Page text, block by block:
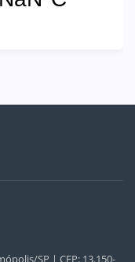
SP | CEP: 13.150-